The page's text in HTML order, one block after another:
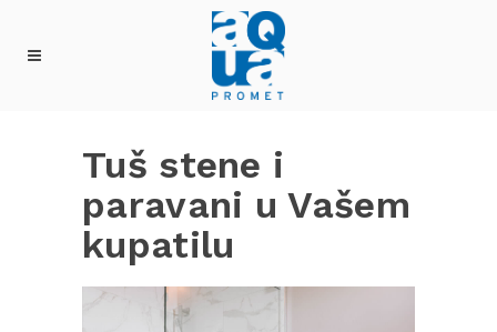
Tuš stene i
paravani u Vašem
kupatilu